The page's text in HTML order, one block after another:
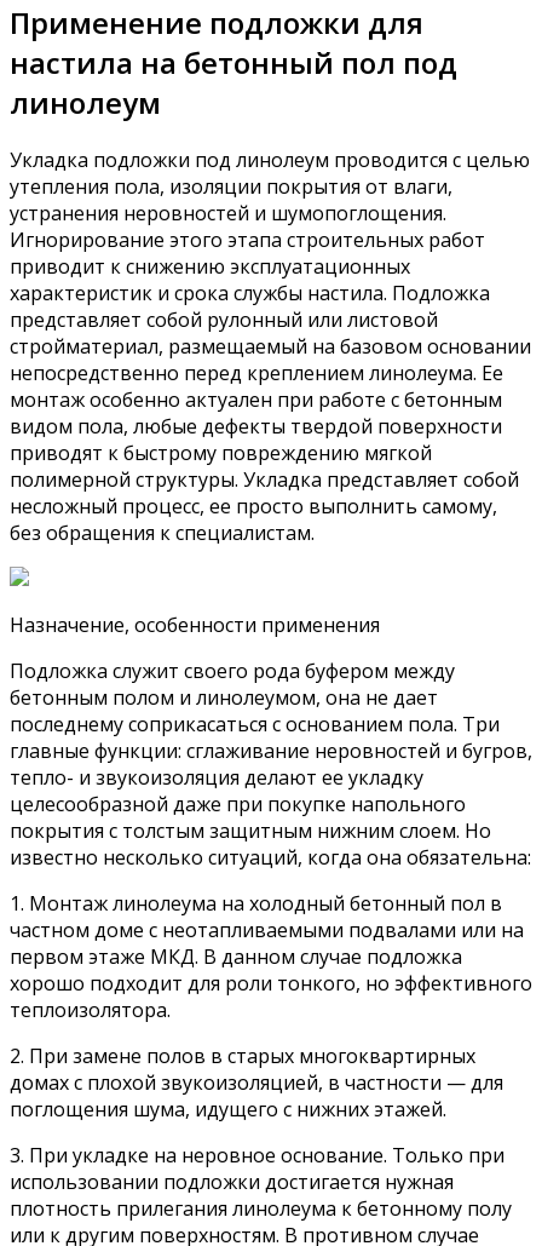
Применение подложки для
настила на бетонный пол под
линолеум
Укладка подложки под линолеум проводится с целью
утепления пола, изоляции покрытия от влаги,
устранения неровностей и шумопоглощения.
Игнорирование этого этапа строительных работ
приводит к снижению эксплуатационных
характеристик и срока службы настила. Подложка
представляет собой рулонный или листовой
стройматериал, размещаемый на базовом основании
непосредственно перед креплением линолеума. Ее
монтаж особенно актуален при работе с бетонным
видом пола, любые дефекты твердой поверхности
приводят к быстрому повреждению мягкой
полимерной структуры. Укладка представляет собой
несложный процесс, ее просто выполнить самому,
без обращения к специалистам.
Назначение, особенности применения
Подложка служит своего рода буфером между
бетонным полом и линолеумом, она не дает
последнему соприкасаться с основанием пола. Три
главные функции: сглаживание неровностей и бугров,
тепло- и звукоизоляция делают ее укладку
целесообразной даже при покупке напольного
покрытия с толстым защитным нижним слоем. Но
известно несколько ситуаций, когда она обязательна:
1. Монтаж линолеума на холодный бетонный пол в
частном доме с неотапливаемыми подвалами или на
первом этаже МКД. В данном случае подложка
хорошо подходит для роли тонкого, но эффективного
теплоизолятора.
2. При замене полов в старых многоквартирных
домах с плохой звукоизоляцией, в частности — для
поглощения шума, идущего с нижних этажей.
3. При укладке на неровное основание. Только при
использовании подложки достигается нужная
плотность прилегания линолеума к бетонному полу
или к другим поверхностям. В противном случае